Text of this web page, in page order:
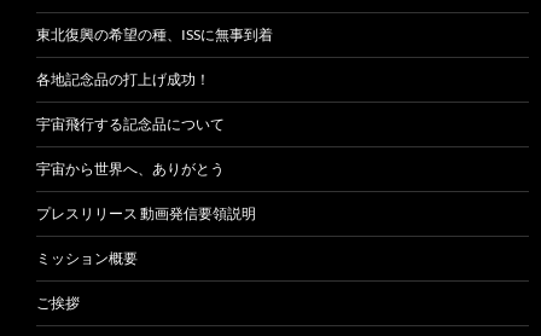
東北復興の希望の種、ISSに無事到着
各地記念品の打上げ成功！
宇宙飛行する記念品について
宇宙から世界へ、ありがとう
プレスリリース 動画発信要領説明
ミッション概要
ご挨拶